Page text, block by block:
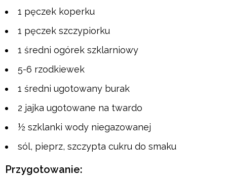
1 pęczek koperku
1 pęczek szczypiorku
1 średni ogórek szklarniowy
5-6 rzodkiewek
1 średni ugotowany burak
2 jajka ugotowane na twardo
½ szklanki wody niegazowanej
sól, pieprz, szczypta cukru do smaku
Przygotowanie: